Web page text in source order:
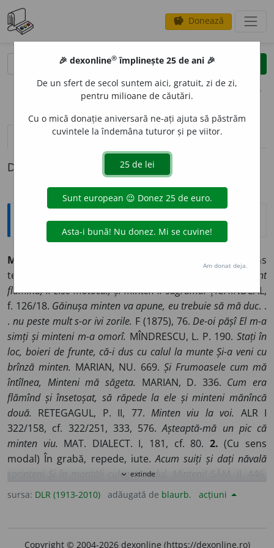
savings Donează
clear
opțiuni
definiții (1)
Definiția cu ID-ul 1328976:
Tezaur
M
(Cu sens
temporal) Pe dată, imediat, numaidecît, îndată.
Sînt
flămînd, îi zise motocul, și minten îl sugrumă.ȚICHINDEAL,
f. 126/18. Găinușa minten va apune, eu trebuie să mă duc. .
. nu peste mult s-or ivi zorile. F (1875), 76.De-oi pășî El m-a
simți și minteni m-a omorî. MÎNDRESCU, L. P. 190. Stați în
loc, boieri de frunte, că-i dus cu calul la munte Și-a veni cu
brînză minten. MARIAN, NU. 669. Și Frumoasele cum mă
întîlnea, Minteni mă săgeta. MARIAN, D. 336. Cum era
flămînd și însetoșat, să răpede la ele și minteni mănîncă
două. RETEGAGUL, P. II, 77. Minten viu la voi. ALR I
322/158, cf. 322/251, 333, 576.Așteaptă-mă un pic că
minten viu. MAT. DIALECT. I, 181, cf. 80. 2. (Cu sens
modal) În grabă, repede, iute.Acum suiți și dați năvală
sprinteni Și în mantăli culegeți rodul. Minteni!
Cu curea brașovenească Minteni să mă cătăneascâ.
expand_more extinde
sursa: DLR (1913-2010) adăugată de blaurb. acțiuni
Copyright © 2004-2026 dexonline (https://dexonline.ro)
🎉 dexonline® împlinește 25 de ani 🎉
De un sfert de secol suntem aici, gratuit, zi de zi,
pentru milioane de căutări.
Cu o mică donație aniversară ne-ați ajuta să păstrăm
cuvintele la îndemâna tuturor și pe viitor.
Am donat deja.